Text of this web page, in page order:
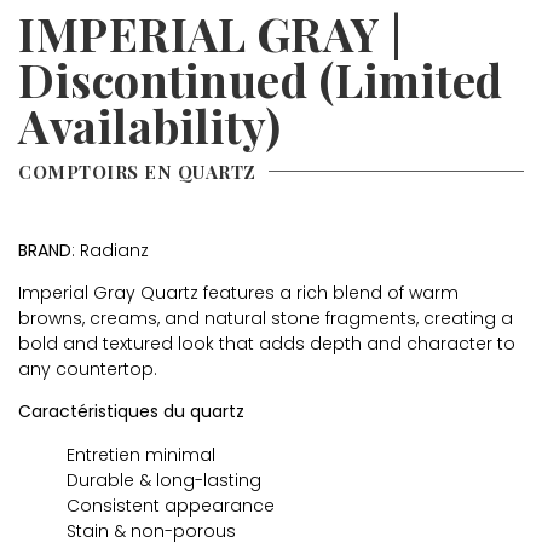
IMPERIAL GRAY |
Discontinued (Limited
Availability)
COMPTOIRS EN QUARTZ
BRAND: Radianz
Imperial Gray Quartz features a rich blend of warm
browns, creams, and natural stone fragments, creating a
bold and textured look that adds depth and character to
any countertop.
Caractéristiques du quartz
Entretien minimal
Durable & long-lasting
Consistent appearance
Stain & non-porous